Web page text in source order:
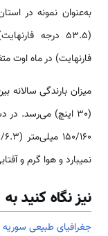
فارنهایت) در ماه اوت
(30 اینچ) می‌رسد.
نمی­بارد و هوا گرم و
نیز نگاه کنید به
جغرافیای طبیعی سوریه